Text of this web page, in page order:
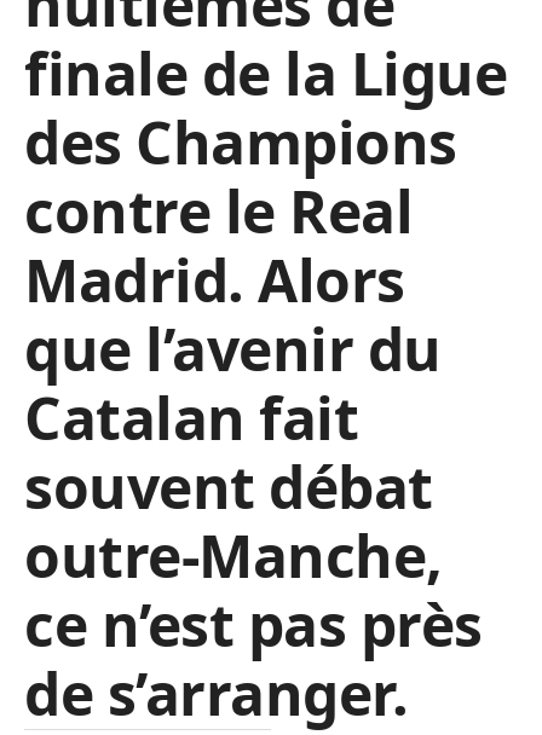
finale de la Ligue
des Champions
contre le Real
Madrid. Alors
que l’avenir du
Catalan fait
souvent débat
outre-Manche,
ce n’est pas près
de s’arranger.